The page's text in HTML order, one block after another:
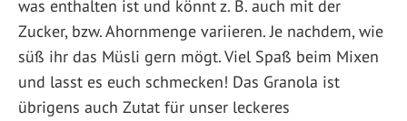
was enthalten ist und könnt z. B. auch mit der
Zucker, bzw. Ahornmenge variieren. Je nachdem, wie
süß ihr das Müsli gern mögt. Viel Spaß beim Mixen
und lasst es euch schmecken! Das Granola ist
übrigens auch Zutat für unser leckeres